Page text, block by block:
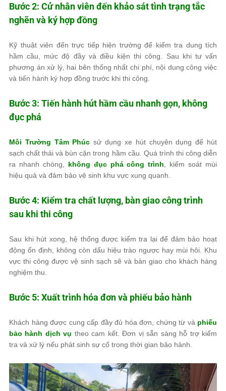
Bước 2: Cử nhân viên đến khảo sát tình trạng tắc
nghẽn và ký hợp đồng
Kỹ thuật viên đến trực tiếp hiện trường để kiểm tra dung tích
hầm cầu, mức độ đầy và điều kiện thi công. Sau khi tư vấn
phương án xử lý, hai bên thống nhất chi phí, nội dung công việc
và tiến hành ký hợp đồng trước khi thi công.
Bước 3: Tiến hành hút hầm cầu nhanh gọn, không
đục phá
Môi Trường Tâm Phúc sử dụng xe hút chuyên dụng để hút
sạch chất thải và bùn cặn trong hầm cầu. Quá trình thi công diễn
ra nhanh chóng, không đục phá công trình , kiểm soát mùi
hiệu quả và đảm bảo vệ sinh khu vực xung quanh.
Bước 4: Kiểm tra chất lượng, bàn giao công trình
sau khi thi công
Sau khi hút xong, hệ thống được kiểm tra lại để đảm bảo hoạt
động ổn định, không còn dấu hiệu trào ngược hay mùi hôi. Khu
vực thi công được vệ sinh sạch sẽ và bàn giao cho khách hàng
nghiệm thu.
Bước 5: Xuất trình hóa đơn và phiếu bảo hành
Khách hàng được cung cấp đầy đủ hóa đơn, chứng từ và phiếu
bảo hành dịch vụ theo cam kết. Đơn vị sẵn sàng hỗ trợ kiểm
tra và xử lý nếu phát sinh sự cố trong thời gian bảo hành.